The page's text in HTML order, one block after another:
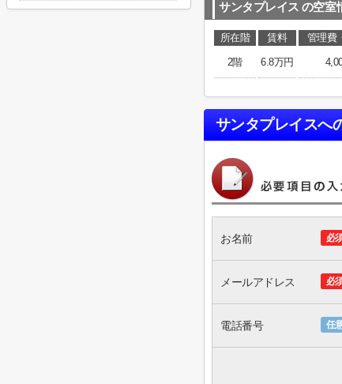
サンタプレイス の空室
所在階 賃料 管理費
2階
6.8万円
サンタプレイスへ
必
お名前
必
メールアドレス
任
電話番号